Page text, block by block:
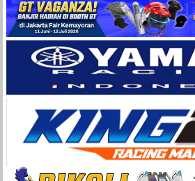
Balap
Paling
Lengkap